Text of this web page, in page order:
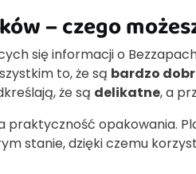
– czego
się informacji o
to, że są bardzo
że są delikatne, a
praktyczność opakowania.
stanie, dzięki czemu